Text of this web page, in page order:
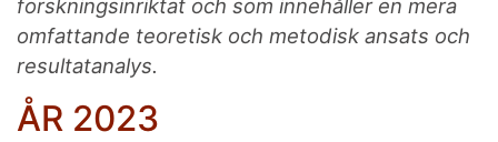
forskningsinriktat och som innehåller en mera
omfattande teoretisk och metodisk ansats och
resultatanalys.
ÅR 2023